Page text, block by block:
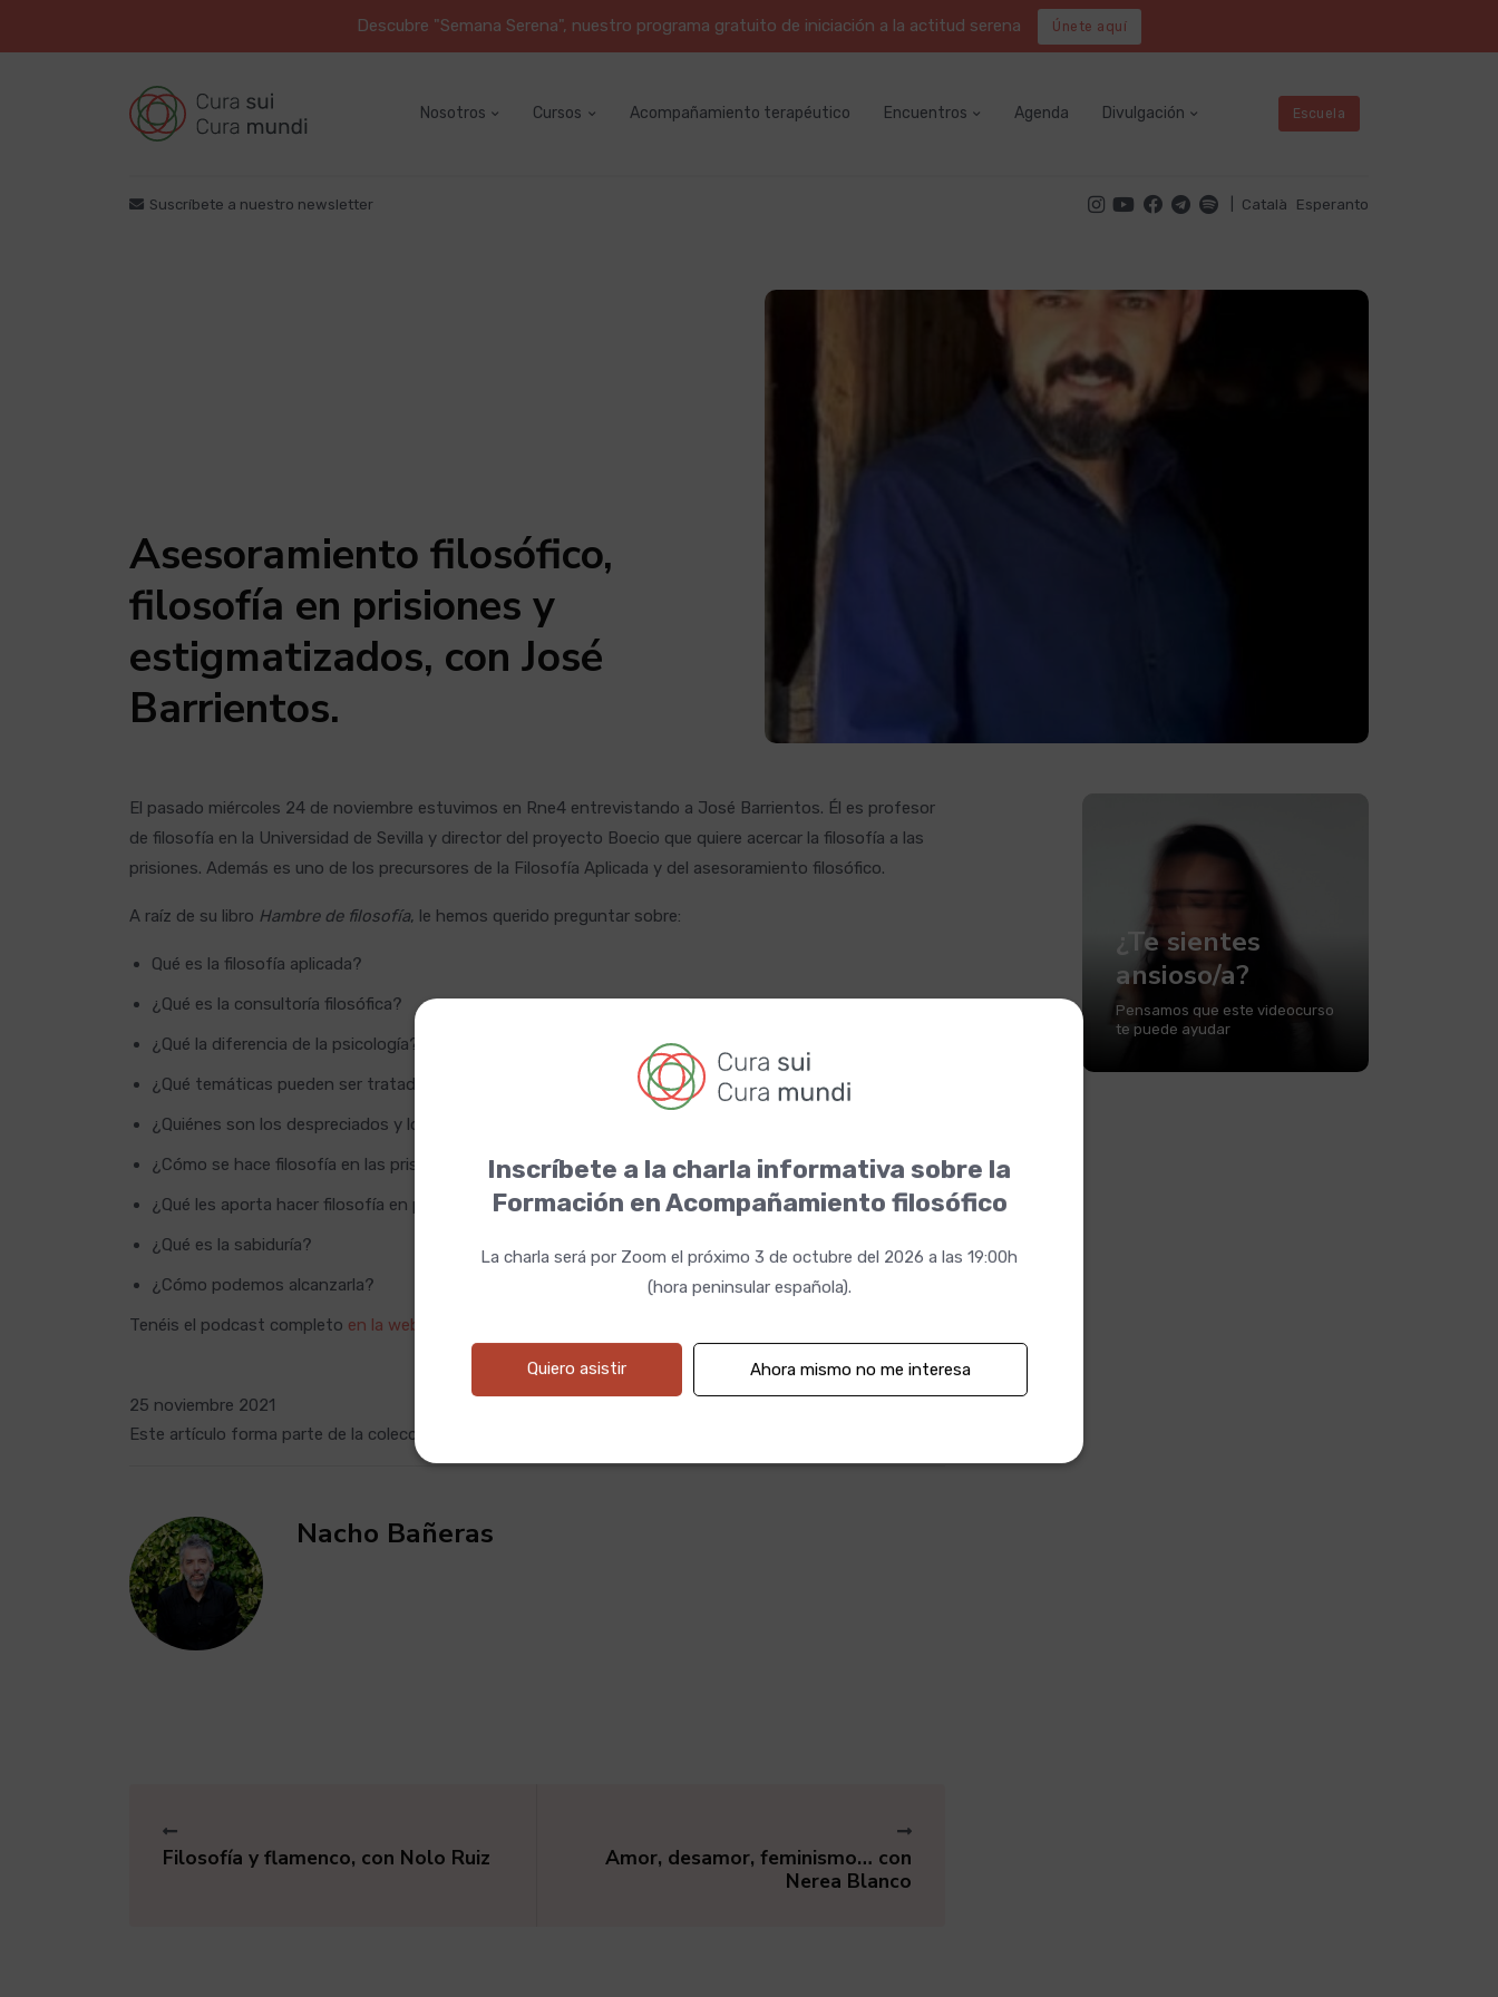
Descubre "Semana Serena", nuestro programa gratuito de iniciación a la actitud serena Únete aquí
Nosotros Cursos Acompañamiento terapéutico Encuentros Agenda Divulgación Escuela
Suscríbete a nuestro newsletter Català Esperanto
Asesoramiento filosófico,
filosofía en prisiones y
estigmatizados, con José
Barrientos.
El pasado miércoles 24 de noviembre estuvimos en Rne4 entrevistando a José Barrientos. Él es profesor
de filosofía en la Universidad de Sevilla y director del proyecto Boecio que quiere acercar la filosofía a las
prisiones. Además es uno de los precursores de la Filosofía Aplicada y del asesoramiento filosófico.
A raíz de su libro Hambre de filosofía, le hemos querido preguntar sobre:
Qué es la filosofía aplicada?
¿Qué es la consultoría filosófica?
¿Qué la diferencia de la psicología?
¿Qué temáticas pueden ser tratadas?
¿Quiénes son los despreciados y los estigmatizados?
¿Cómo se hace filosofía en las prisiones?
¿Qué les aporta hacer filosofía en prisión?
¿Qué es la sabiduría?
¿Cómo podemos alcanzarla?
Tenéis el podcast completo en la web de Rne4
25 noviembre 2021
Este artículo forma parte de la colección
Nacho Bañeras
Filosofía y flamenco, con Nolo Ruiz
Amor, desamor, feminismo… con
Nerea Blanco
¿Te sientes
ansioso/a?
Pensamos que este videocurso
te puede ayudar
Inscríbete a la charla informativa sobre la
Formación en Acompañamiento filosófico
La charla será por Zoom el próximo 3 de octubre del 2026 a las 19:00h
(hora peninsular española).
Quiero asistir Ahora mismo no me interesa